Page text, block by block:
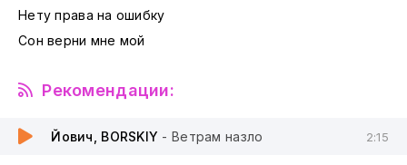
Нету права на ошибку
Сон верни мне мой
Рекомендации:
Йович, BORSKIY - Ветрам назло 2:15